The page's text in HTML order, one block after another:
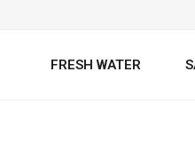
FRESH WATER